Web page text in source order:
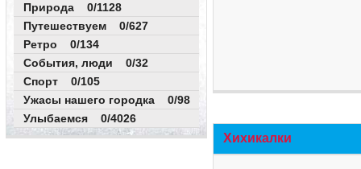
Природа 0/1128
Путешествуем 0/627
Ретро 0/134
События, люди 0/32
Спорт 0/105
Ужасы нашего городка 0/98
Улыбаемся 0/4026
Хихикалки